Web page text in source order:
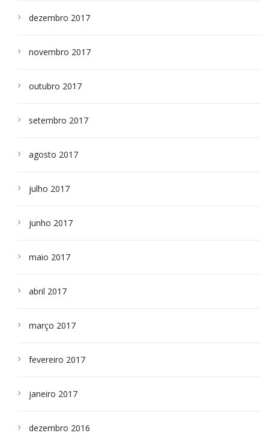
dezembro 2017
novembro 2017
outubro 2017
setembro 2017
agosto 2017
julho 2017
junho 2017
maio 2017
abril 2017
março 2017
fevereiro 2017
janeiro 2017
dezembro 2016